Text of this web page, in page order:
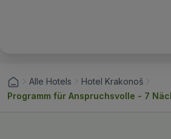
Alle Hotels
Hotel Krakonoš
Programm für Anspruchsvolle - 7